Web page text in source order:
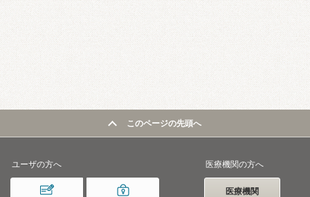
このページの先頭へ
ユーザの方へ 医療機関の方へ
医療機関